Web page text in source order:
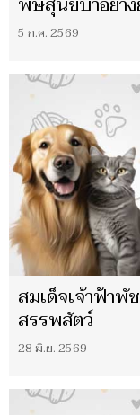
5 ก.ค. 2569
สมเด็จเจ้าฟ้าพั
สรรพสัตว์
28 มิ.ย. 2569